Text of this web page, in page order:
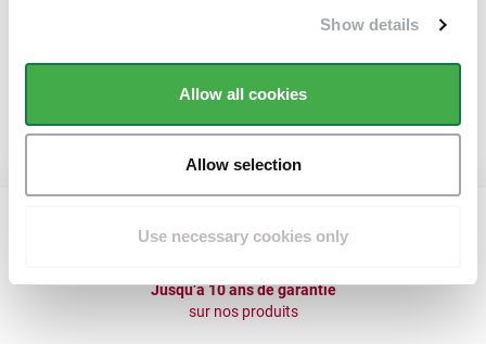
Show details
Allow all cookies
Allow selection
Use necessary cookies only
Jusqu’à 10 ans de garantie
sur nos produits